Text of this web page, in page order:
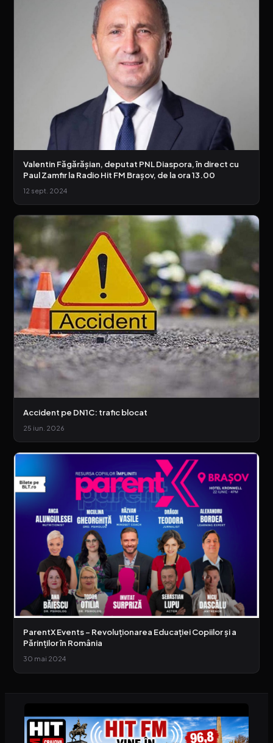
Valentin Făgărășian, deputat PNL Diaspora, în direct cu
Paul Zamfir la Radio Hit FM Brașov, de la ora 13.00
12 sept. 2024
Accident pe DN1C: trafic blocat
25 iun. 2026
ParentX Events – Revoluționarea Educației Copiilor și a
Părinților în România
30 mai 2024